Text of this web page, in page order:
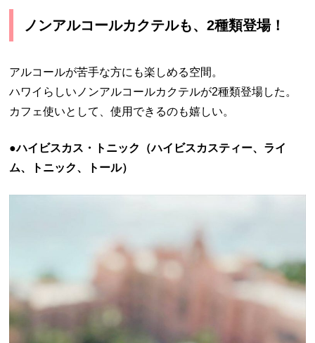
ノンアルコールカクテルも、2種類登場！
アルコールが苦手な方にも楽しめる空間。
ハワイらしいノンアルコールカクテルが2種類登場した。
カフェ使いとして、使用できるのも嬉しい。
●ハイビスカス・トニック（ハイビスカスティー、ライ
ム、トニック、トール）